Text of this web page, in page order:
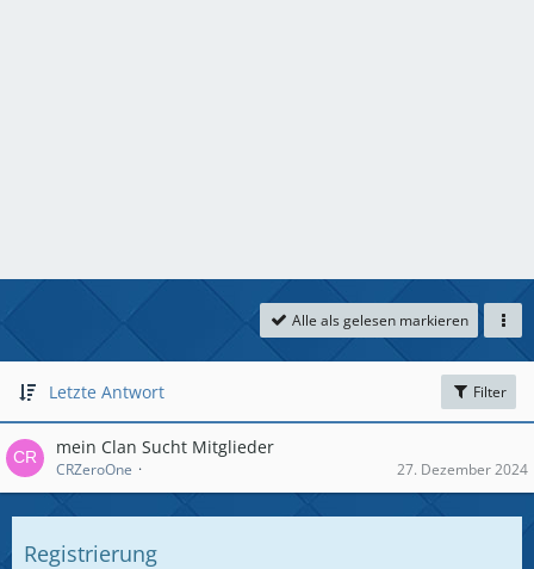
Alle als gelesen markieren
Letzte Antwort Filter
mein Clan Sucht Mitglieder
CRZeroOne 27. Dezember 2024
Registrierung